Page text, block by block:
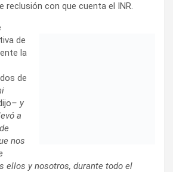
reclusión con que cuenta el INR.
de
la
de
– y
a
nos
ellos y nosotros, durante todo el